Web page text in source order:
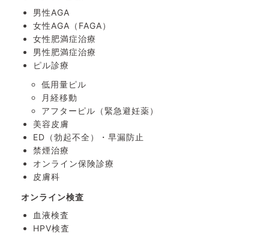
男性AGA
女性AGA（FAGA）
女性肥満症治療
男性肥満症治療
ピル診療
低用量ピル
月経移動
アフターピル （緊急避妊薬）
美容皮膚
ED（勃起不全）・ 早漏防止
禁煙治療
オンライン保険診療
皮膚科
オンライン検査
血液検査
HPV検査